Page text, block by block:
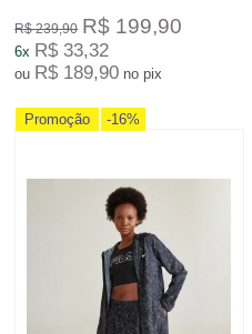
R$ 239,90 R$ 199,90
6x R$ 33,32
ou R$ 189,90 no pix
Promoção -16%